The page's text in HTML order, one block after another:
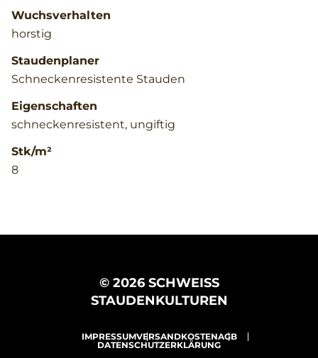
Wuchsverhalten
horstig
Staudenplaner
Schneckenresistente Stauden
Eigenschaften
schneckenresistent, ungiftig
Stk/m²
8
© 2026 SCHWEISS
STAUDENKULTUREN
IMPRESSUMVERSANDKOSTENAGB
DATENSCHUTZERKLÄRUNG